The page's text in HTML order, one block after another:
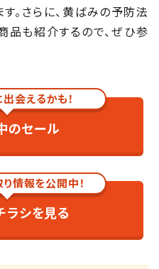
依頼
方法
クスカラー（12枚組）
クリア&amp;プロテクト
ャー
。さらに、黄ばみの予防法
も紹介するので、ぜひ参
会えるかも！
のセール
情報を公開中！
ラシを見る